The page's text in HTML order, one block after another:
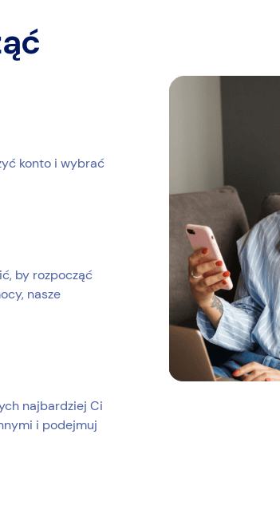
konto i wybrać
by rozpocząć
nasze
najbardziej Ci
i podejmuj